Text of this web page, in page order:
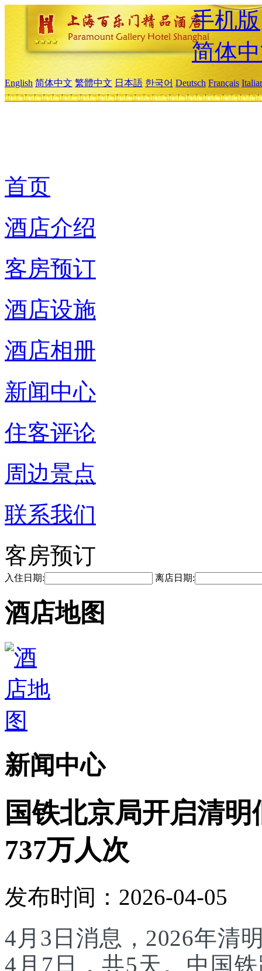
手机版
简体
English 简体中文 繁體中文 日本語 한국어 Deutsch Français
首页
酒店介绍
客房预订
酒店设施
酒店相册
新闻中心
住客评论
周边景点
联系我们
客房预订
入住日期: 离店日期:
酒店地图
新闻中心
国铁北京局开启清
737万人次
发布时间：2026-04-05
4月3日消息，2026年清
4月7日，共5天。中国